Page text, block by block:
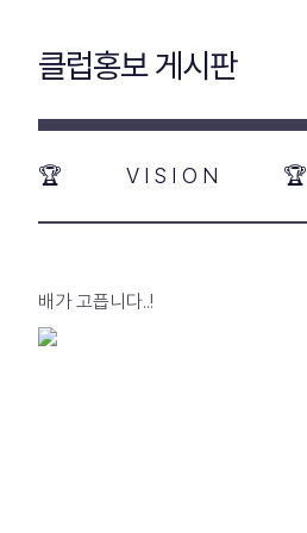
클럽홍보 게시판
🏆 V I S I O N 🏆
배가 고픕니다..!